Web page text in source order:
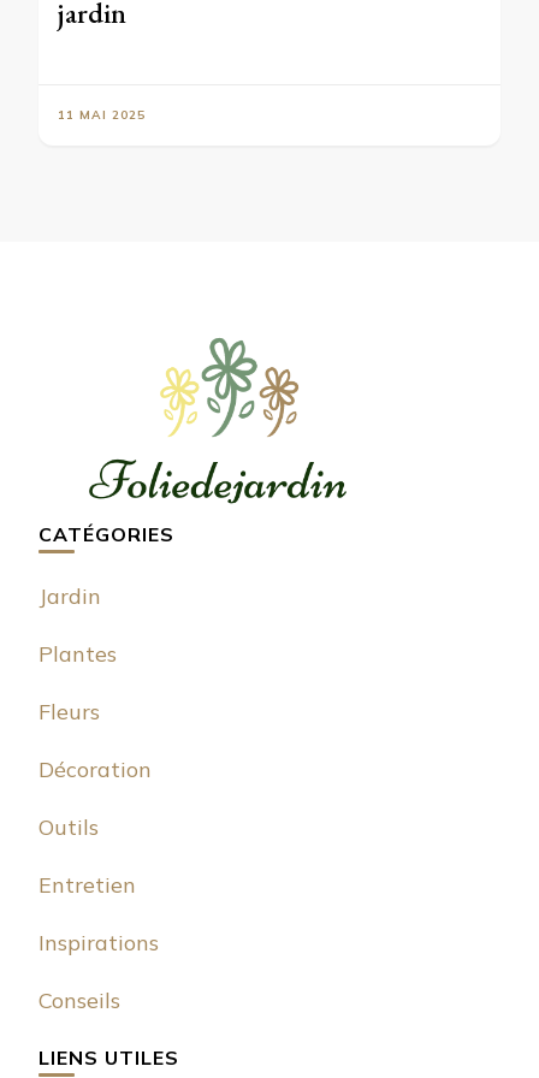
jardin
11 MAI 2025
CATÉGORIES
Jardin
Plantes
Fleurs
Décoration
Outils
Entretien
Inspirations
Conseils
LIENS UTILES